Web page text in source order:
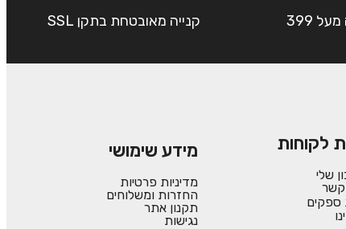
שליח עד הבית חינם בקנייה מעל 399
קנייה מאובטחת בתקן SSL
לקוחות
שלי
קשר
ספקים
מידע שימושי
מדיניות פרטיות
החזרות ומשלוחים
תקנון אתר
נגישות